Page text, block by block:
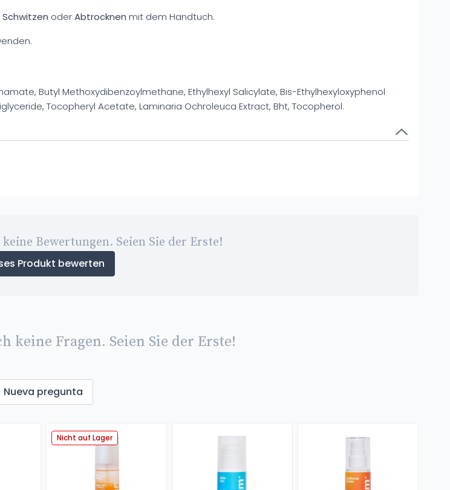
Schwitzen oderAbtrocknen mit dem Handtuch.
Butyl Methoxydibenzoylmethane, Ethylhexyl Salicylate, Bis-Ethylhexyloxyphenol
Tocopheryl Acetate, Laminaria Ochroleuca Extract, Bht, Tocopherol.
Bewertungen. Seien Sie der Erste!
Produkt bewerten
keine Fragen. Seien Sie der Erste!
Nueva pregunta
Nicht auf Lager